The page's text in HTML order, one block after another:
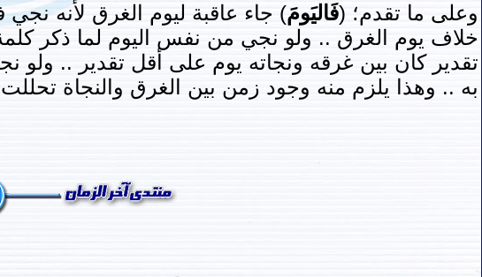
وعلى ما تقدم؛ (فَاليَومَ) جاء عاقبة ليوم الغرق لأنه
خلاف يوم الغرق .. ولو نجي من نفس اليوم لما ذكر
تقدير كان بين غرقه ونجاته يوم على أقل تقدير .. ولو
به .. وهذا يلزم منه وجود زمن بين الغرق والنجاة